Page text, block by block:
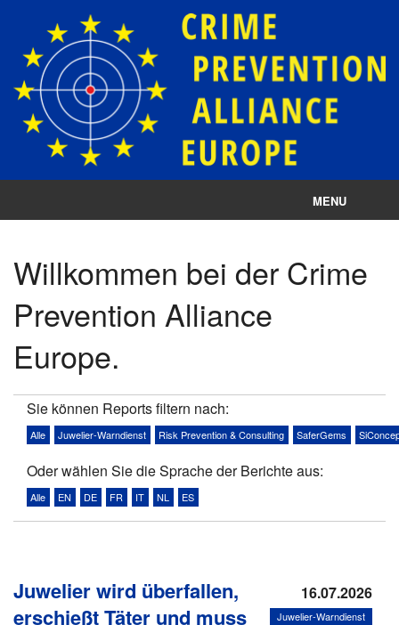
MENU
Datenschutz
Cookie-Einstellungen
News
Medien
Willkommen bei der Crime
Prevention Alliance
Europe.
Sie können Reports filtern nach:
Alle Juwelier-Warndienst Risk Prevention & Consulting SaferGems
Oder wählen Sie die Sprache der Berichte aus:
Alle EN DE FR IT NL ES
16.07.2026
Juwelier-Warndienst
Juwelier wird überfallen,
erschießt Täter und muss